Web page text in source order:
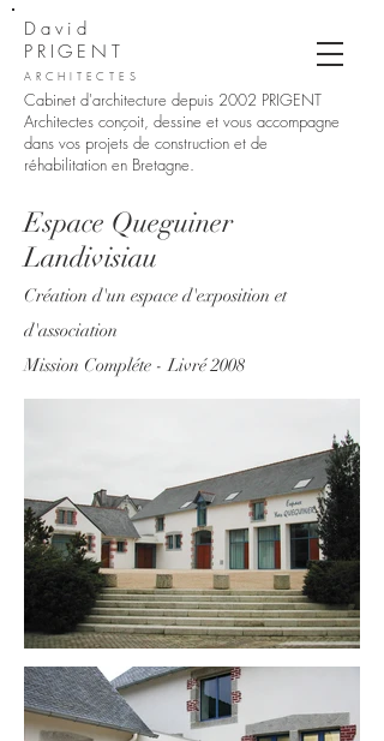
David
PRIGENT
ARCHITECTES
Cabinet d'architecture depuis 2002 PRIGENT
Architectes conçoit, dessine et vous accompagne
dans vos projets de construction et de
réhabilitation en Bretagne.
Espace Queguiner
Landivisiau
Création d'un espace d'exposition et
d'association
Mission Compléte - Livré 2008